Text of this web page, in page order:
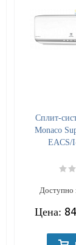
Cплит-
Monaco
EACS/
Доступно
Цена: